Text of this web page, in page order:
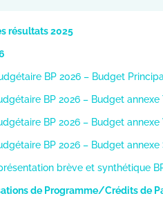
résultats 2025
BP 2026 – Budget
BP 2026 – Budget
BP 2026 – Budget
BP 2026 – Budget
brève et synthétique
de Programme/Crédits de